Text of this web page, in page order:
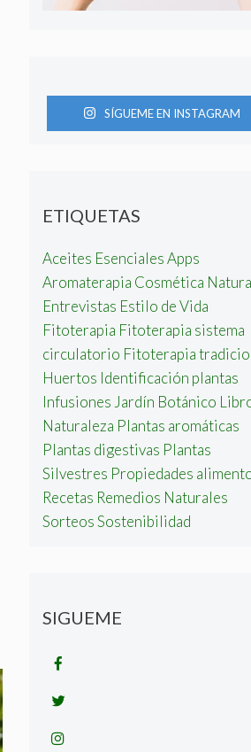
SÍGUEME EN INSTAGRAM
ETIQUETAS
Aceites EsencialesApps
Aromaterapia Cosmética
Entrevistas Estilo de Vida
Fitoterapia Fitoterapia sistema
circulatorio Fitoterapia
Huertos Identificación plantas
Infusiones Jardín Botánico
Naturaleza Plantas aromáticas
Plantas digestivas Plantas
Silvestres Propiedades
Recetas Remedios Naturales
SorteosSostenibilidad
SIGUEME